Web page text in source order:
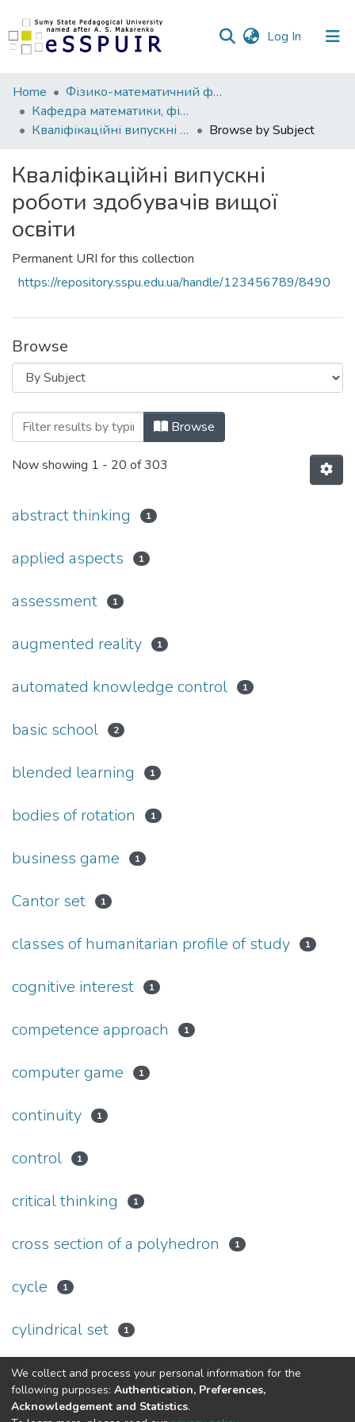
Log In (current)
Communities
&
Collections
Home
Фізико-математичний факультет
Кафедра математики, фізики та методик їх навчання
Кваліфікаційні випускні роботи здобувачів вищої освіти
Browse by Subject
Кваліфікаційні випускні
роботи здобувачів вищої
освіти
Permanent URI for this collection
https://repository.sspu.edu.ua/handle/123456789/8490
Browse
Browsing Кваліфікаційні випускні
Browse
Now showing 1 - 20 of 303
abstract thinking 1
applied aspects 1
assessment 1
augmented reality 1
automated knowledge control 1
basic school 2
blended learning 1
bodies of rotation 1
business game 1
Cantor set 1
classes of humanitarian profile of study 1
cognitive interest 1
competence approach 1
computer game 1
continuity 1
control 1
critical thinking 1
cross section of a polyhedron 1
cycle 1
cylindrical set 1
« 1(current)
2 3 4 5 ... 16 »
We collect and process your personal information for the
following purposes: Authentication, Preferences,
Acknowledgement and Statistics.